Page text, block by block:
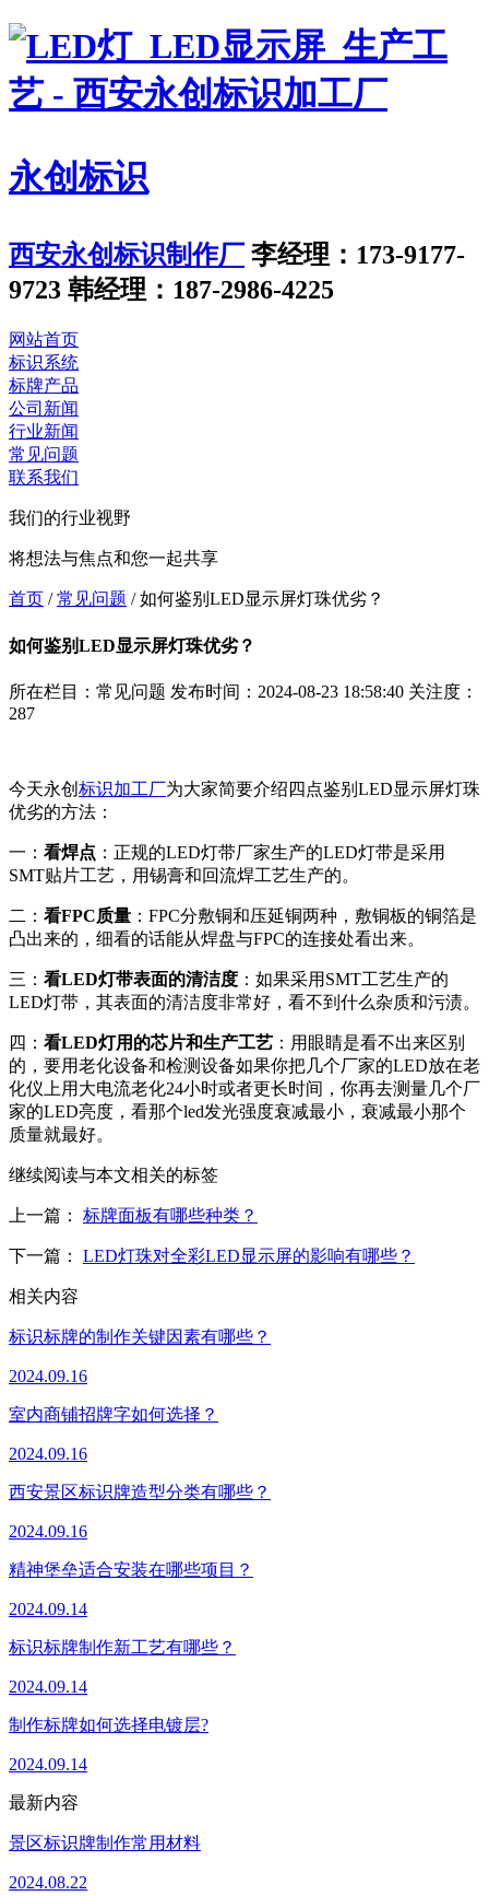
永创标识
西安永创标识制作厂 李经理：173-9177-
9723 韩经理：187-2986-4225
网站首页
标识系统
标牌产品
公司新闻
行业新闻
常见问题
联系我们
我们的行业视野
将想法与焦点和您一起共享
首页 / 常见问题 /如何鉴别LED显示屏灯珠优劣？
如何鉴别LED显示屏灯珠优劣？
所在栏目：常见问题 发布时间：2024-08-23 18:58:40 关注度：
287
今天永创 标识加工厂为大家简要介绍四点鉴别LED显示屏灯珠
优劣的方法：
一： 看焊点 ：正规的LED灯带厂家生产的LED灯带是采用
SMT贴片工艺，用锡膏和回流焊工艺生产的。
二： 看FPC质量 ：FPC分敷铜和压延铜两种，敷铜板的铜箔是
凸出来的，细看的话能从焊盘与FPC的连接处看出来。
三： 看LED灯带表面的清洁度 ：如果采用SMT工艺生产的
LED灯带，其表面的清洁度非常好，看不到什么杂质和污渍。
四： 看LED灯用的芯片和生产工艺 ：用眼睛是看不出来区别
的，要用老化设备和检测设备如果你把几个厂家的LED放在老
化仪上用大电流老化24小时或者更长时间，你再去测量几个厂
家的LED亮度，看那个led发光强度衰减最小，衰减最小那个
质量就最好。
继续阅读与本文相关的标签
上一篇： 标牌面板有哪些种类？
下一篇： LED灯珠对全彩LED显示屏的影响有哪些？
相关内容
标识标牌的制作关键因素有哪些？
2024.09.16
室内商铺招牌字如何选择？
2024.09.16
西安景区标识牌造型分类有哪些？
2024.09.16
精神堡垒适合安装在哪些项目？
2024.09.14
标识标牌制作新工艺有哪些？
2024.09.14
制作标牌如何选择电镀层?
2024.09.14
最新内容
景区标识牌制作常用材料
2024.08.22